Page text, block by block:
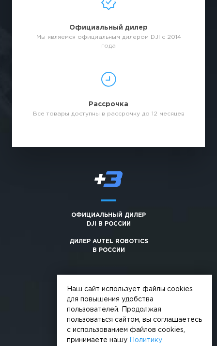
Официальный дилер
Мы являемся официальным дилером DJI с 2014
года
Рассрочка
Все товары доступны в рассрочку до 12 месяцев
ОФИЦИАЛЬНЫЙ ДИЛЕР
DJI В РОССИИ
ДИЛЕР AUTEL ROBOTICS
В РОССИИ
© 2026, +3. Все права защищены
Обработка персональных данных
Наш сайт использует файлы cookies
для повышения удобства
пользователей. Продолжая
пользоваться сайтом, вы соглашаетесь
с использованием файлов cookies,
принимаете нашу
Политику